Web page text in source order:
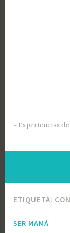
Experiencias
ETIQUETA:
SER MAMÁ